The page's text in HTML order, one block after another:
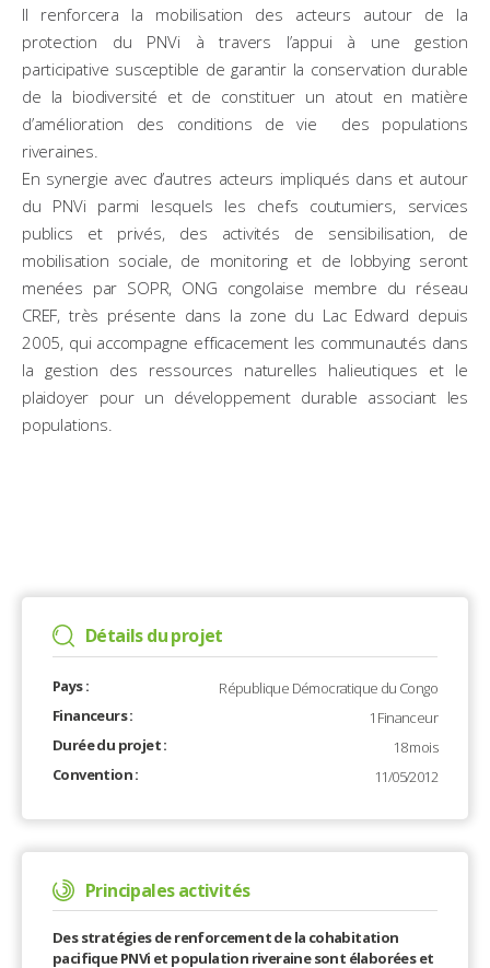
Il renforcera la mobilisation des acteurs autour de la
protection du PNVi à travers l’appui à une gestion
participative susceptible de garantir la conservation durable
de la biodiversité et de constituer un atout en matière
d’amélioration des conditions de vie des populations
riveraines.
En synergie avec d’autres acteurs impliqués dans et autour
du PNVi parmi lesquels les chefs coutumiers, services
publics et privés, des activités de sensibilisation, de
mobilisation sociale, de monitoring et de lobbying seront
menées par SOPR, ONG congolaise membre du réseau
CREF, très présente dans la zone du Lac Edward depuis
2005, qui accompagne efficacement les communautés dans
la gestion des ressources naturelles halieutiques et le
plaidoyer pour un développement durable associant les
populations.
Détails du projet
Pays :
République Démocratique du Congo
Financeurs :
1 Financeur
Durée du projet :
18 mois
Convention :
11/05/2012
Principales activités
Des stratégies de renforcement de la cohabitation
pacifique PNVi et population riveraine sont élaborées et